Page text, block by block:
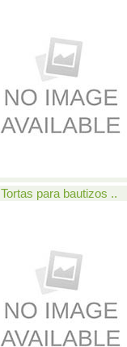
Tortas para bautizos ..